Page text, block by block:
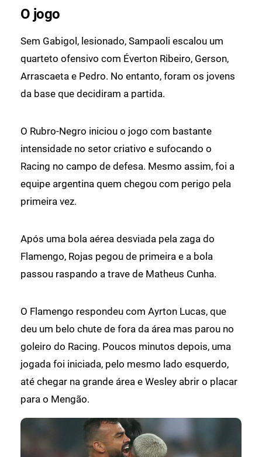
O jogo
Sem Gabigol, lesionado, Sampaoli escalou um
quarteto ofensivo com Éverton Ribeiro, Gerson,
Arrascaeta e Pedro. No entanto, foram os jovens
da base que decidiram a partida.
O Rubro-Negro iniciou o jogo com bastante
intensidade no setor criativo e sufocando o
Racing no campo de defesa. Mesmo assim, foi a
equipe argentina quem chegou com perigo pela
primeira vez.
Após uma bola aérea desviada pela zaga do
Flamengo, Rojas pegou de primeira e a bola
passou raspando a trave de Matheus Cunha.
O Flamengo respondeu com Ayrton Lucas, que
deu um belo chute de fora da área mas parou no
goleiro do Racing. Poucos minutos depois, uma
jogada foi iniciada, pelo mesmo lado esquerdo,
até chegar na grande área e Wesley abrir o placar
para o Mengão.